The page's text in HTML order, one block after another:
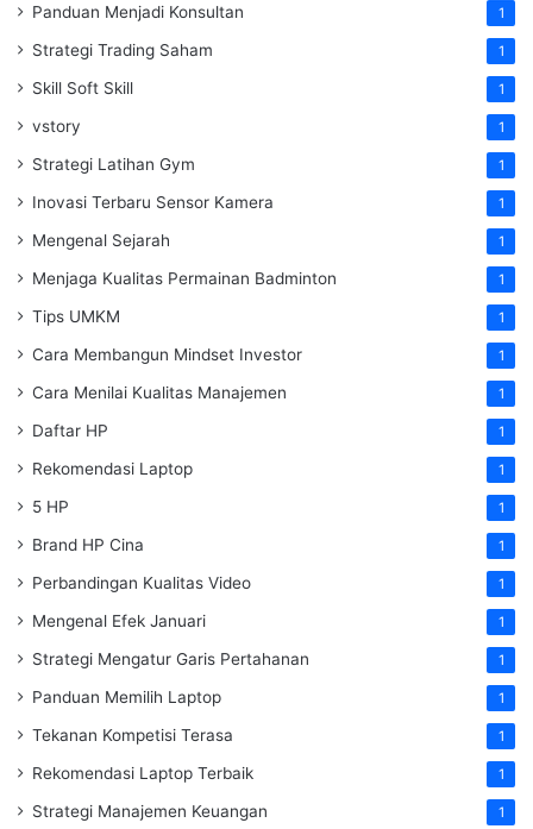
Panduan Menjadi Konsultan 1
Strategi Trading Saham 1
Skill Soft Skill 1
vstory 1
Strategi Latihan Gym 1
Inovasi Terbaru Sensor Kamera 1
Mengenal Sejarah 1
Menjaga Kualitas Permainan Badminton 1
Tips UMKM 1
Cara Membangun Mindset Investor 1
Cara Menilai Kualitas Manajemen 1
Daftar HP 1
Rekomendasi Laptop 1
5 HP 1
Brand HP Cina 1
Perbandingan Kualitas Video 1
Mengenal Efek Januari 1
Strategi Mengatur Garis Pertahanan 1
Panduan Memilih Laptop 1
Tekanan Kompetisi Terasa 1
Rekomendasi Laptop Terbaik 1
Strategi Manajemen Keuangan 1